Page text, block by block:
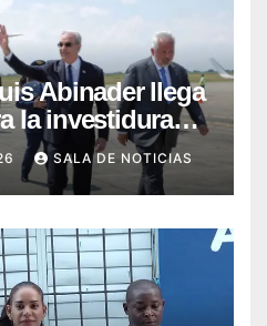
Abinader llega
la investidura
Espriella
SALA DE NOTICIAS